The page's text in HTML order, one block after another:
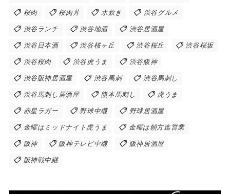
桜肉 桜肉丼 水炊き 渋谷グルメ
渋谷ランチ 渋谷地酒 渋谷居酒屋
渋谷日本酒 渋谷桜ヶ丘 渋谷桜丘 渋谷桜坂
渋谷桜肉 渋谷虎うま 渋谷阪神
渋谷阪神居酒屋 渋谷馬刺 渋谷馬刺し
渋谷馬刺し居酒屋 熊本馬刺し 虎うま
赤星ラガー 野球中継 野球居酒屋
金曜はミッドナイト虎うま 金曜は朝方迄営業
阪神 阪神テレビ中継 阪神居酒屋
阪神戦中継